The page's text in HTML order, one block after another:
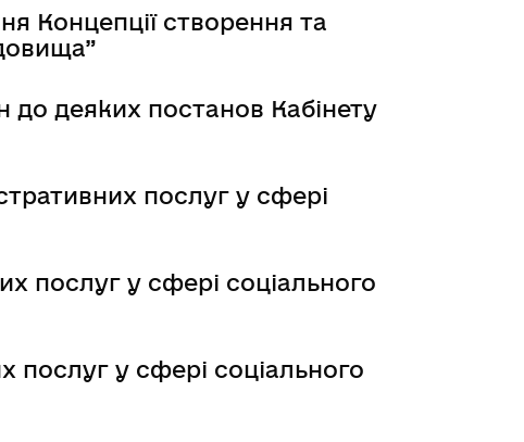
Концепції створення та
до деяких постанов Кабінету
послуг у сфері
послуг у сфері соціального
послуг у сфері соціального